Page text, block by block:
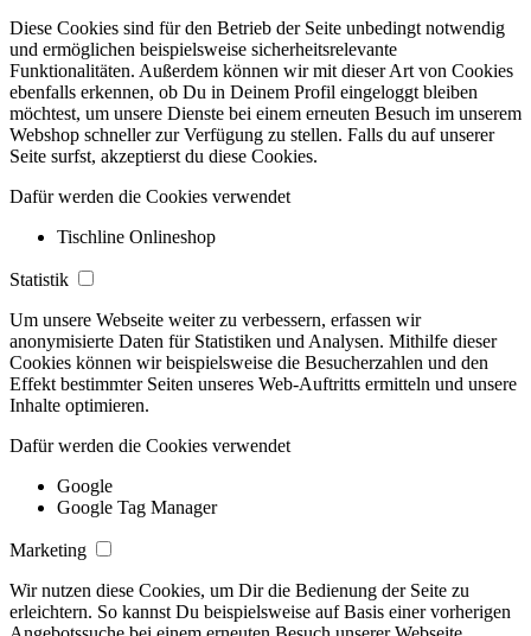
Diese Cookies sind für den Betrieb der Seite unbedingt notwendig
und ermöglichen beispielsweise sicherheitsrelevante
Funktionalitäten. Außerdem können wir mit dieser Art von Cookies
ebenfalls erkennen, ob Du in Deinem Profil eingeloggt bleiben
möchtest, um unsere Dienste bei einem erneuten Besuch im unserem
Webshop schneller zur Verfügung zu stellen. Falls du auf unserer
Seite surfst, akzeptierst du diese Cookies.
Dafür werden die Cookies verwendet
Tischline Onlineshop
Statistik
Um unsere Webseite weiter zu verbessern, erfassen wir
anonymisierte Daten für Statistiken und Analysen. Mithilfe dieser
Cookies können wir beispielsweise die Besucherzahlen und den
Effekt bestimmter Seiten unseres Web-Auftritts ermitteln und unsere
Inhalte optimieren.
Dafür werden die Cookies verwendet
Google
Google Tag Manager
Marketing
Wir nutzen diese Cookies, um Dir die Bedienung der Seite zu
erleichtern. So kannst Du beispielsweise auf Basis einer vorherigen